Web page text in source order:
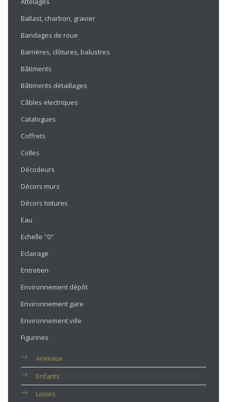
Ballast, charbon, gravier
Bandages de roue
Barrières, clôtures, balustres
Bâtiments
Bâtiments détaillages
Câbles electriques
Catalogues
Coffrets
Colles
Décodeurs
Décors murs
Décors toitures
Eau
Echelle "0"
Eclairage
Entretien
Environnement dépôt
Environnement gare
Environnement ville
Figurines
Animaux
Enfants
Loisirs